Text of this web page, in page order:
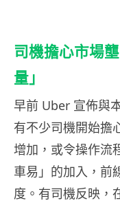
司機擔心市場
量」
早前 Uber 宣佈與
有不少司機開始擔
增加，或令操作流
車易」的加入，前
度。有司機反映，